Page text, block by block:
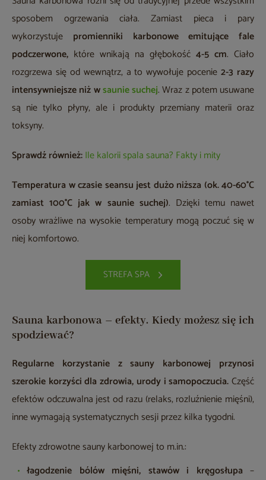
sposobem ogrzewania ciała. Zamiast pieca i pary
wykorzystuje promienniki karbonowe
emitujące fale
podczerwone, które wnikają na głębokość 4-5 cm. Ciało
rozgrzewa się od wewnątrz, a to wywołuje pocenie2-3 razy
intensywniejsze niż wsaunie suchej. Wraz z potem usuwane
są nie tylko płyny, ale i produkty przemiany materii oraz
toksyny.
Sprawdź również:Ile kalorii spala sauna? Fakty i mity
Temperatura w czasie seansu jest dużo niższa (ok. 40-60°C
zamiast 100°C jak w saunie suchej). Dzięki temu nawet
osoby wrażliwe na wysokie temperatury mogą poczuć się w
niej komfortowo.
STREFA SPA
Sauna karbonowa – efekty. Kiedy możesz się ich
spodziewać?
Regularne korzystanie z sauny karbonowej przynosi
szerokie korzyści dla zdrowia, urody i samopoczucia.Część
efektów odczuwalna jest od razu (relaks, rozluźnienie mięśni),
inne wymagają systematycznych sesji przez kilka tygodni.
Efekty zdrowotne sauny karbonowej to m.in.:
łagodzenie bólów mięśni, stawów i kręgosłupa –